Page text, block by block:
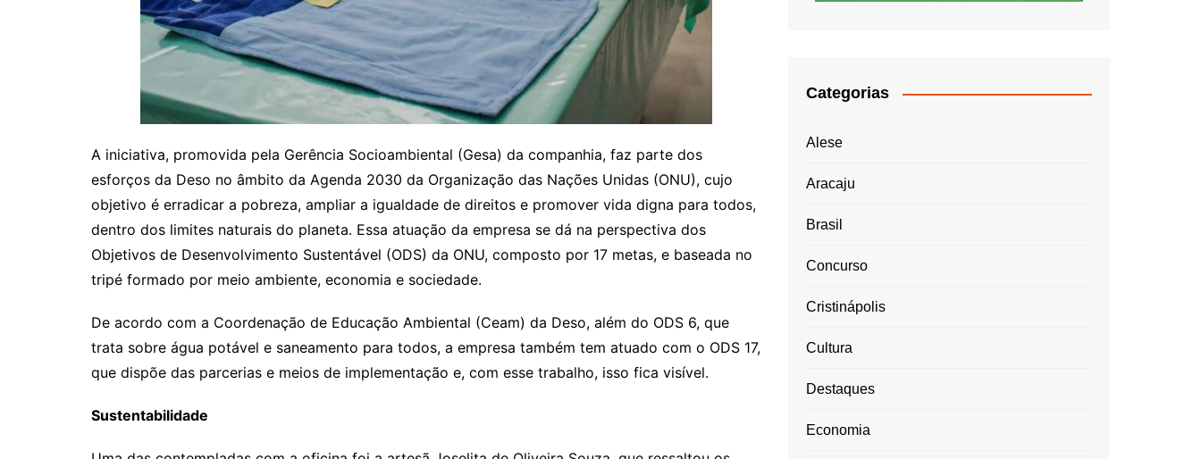
A iniciativa, promovida pela Gerência Socioambiental (Gesa) da companhia, faz parte dos
esforços da Deso no âmbito da Agenda 2030 da Organização das Nações Unidas (ONU), cujo
objetivo é erradicar a pobreza, ampliar a igualdade de direitos e promover vida digna para todos,
dentro dos limites naturais do planeta. Essa atuação da empresa se dá na perspectiva dos
Objetivos de Desenvolvimento Sustentável (ODS) da ONU, composto por 17 metas, e baseada no
tripé formado por meio ambiente, economia e sociedade.
De acordo com a Coordenação de Educação Ambiental (Ceam) da Deso, além do ODS 6, que
trata sobre água potável e saneamento para todos, a empresa também tem atuado com o ODS 17,
que dispõe das parcerias e meios de implementação e, com esse trabalho, isso fica visível.
Sustentabilidade
Categorias
Alese
Aracaju
Brasil
Concurso
Cristinápolis
Cultura
Destaques
Economia